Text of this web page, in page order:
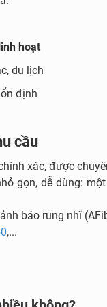
hoạt
du lịch
định
cầu
xác, được
gọn, dễ dùng:
báo rung nhĩ
,...